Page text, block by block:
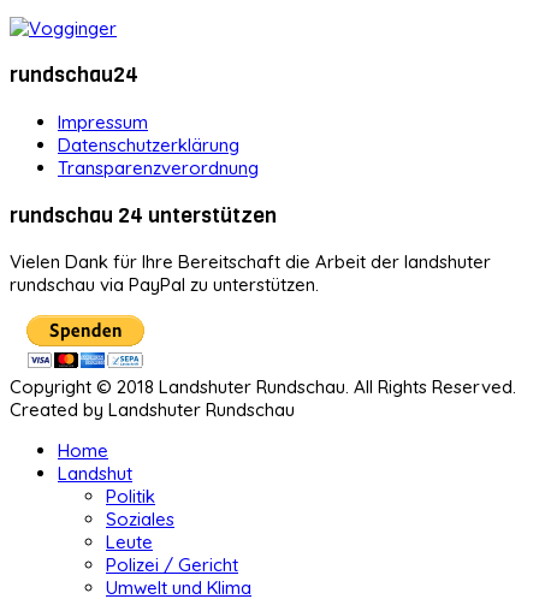
rundschau24
Impressum
Datenschutzerklärung
Transparenzverordnung
rundschau 24 unterstützen
Vielen Dank für Ihre Bereitschaft die Arbeit der landshuter
rundschau via PayPal zu unterstützen.
Copyright © 2018 Landshuter Rundschau. All Rights Reserved.
Created by Landshuter Rundschau
Home
Landshut
Politik
Soziales
Leute
Polizei / Gericht
Umwelt und Klima